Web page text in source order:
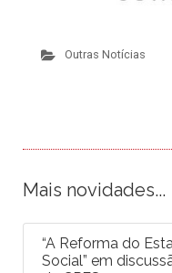
Outras Notícias
Mais novidades...
“A Reforma do
Social” em